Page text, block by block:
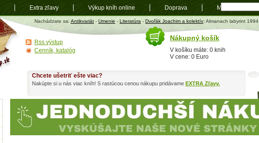
Antikvariát
shop.sk
Nachádzate sa: Antikvariát - Umenie - Literatúra - Dvořák Joachim a kolektív: Almanach labyrint 1994
Chcete ušetriť ešte viac?
Nakúpte si u nás viac kníh! S rastúcou cenou nákupu pridávame EXTRA Zľavy.
Nákupný košík
V košíku máte: 0 knih
V cene: 0 Euro
Rss výstup
Cenník, katalóg
Extra zľavy Výkup kníh online Doprava Mapa